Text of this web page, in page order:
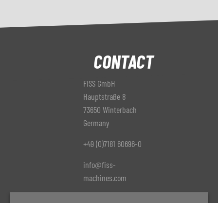
CONTACT
FISS GmbH
Hauptstraße 8
73650 Winterbach
Germany
+49 (0)7181 60696-0
info@fiss-
machines.com